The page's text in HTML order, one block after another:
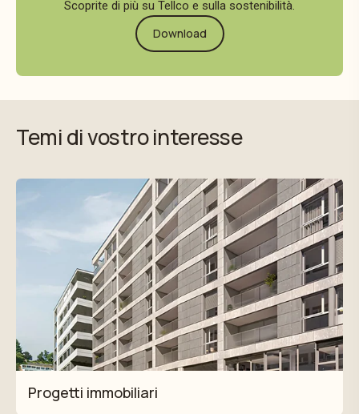
Scoprite di più su Tellco e sulla sostenibilità.
Download
Temi di vostro interesse
Progetti immobiliari